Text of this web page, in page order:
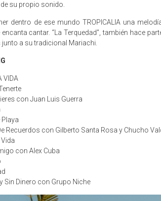
su propio sonido.
dentro de ese mundo TROPICALIA una
cantar. “La Terquedad”, también hace
a su tradicional Mariachi.
VIDA
con Juan Luis Guerra
Recuerdos con Gilberto Santa Rosa y Chucho
con Alex Cuba
Sin Dinero con Grupo Niche